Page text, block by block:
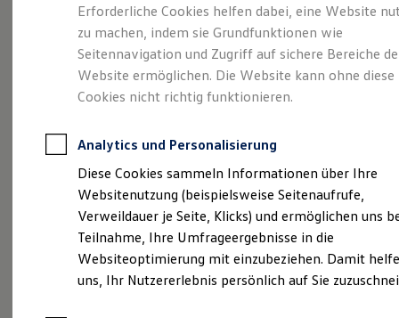
Leasing
Leasing-Angebote
Gebrauchtwagen Leasing
Junge Gebrauchtwagen-Leasing
Elektroauto Leasing
Kleinwagen-Leasing
Leasing ohne Anzahlung
Autokredit mit Schlussrate
Versicherungen und Garantien
Kfz-Versicherung
Restschuldversicherungen
Garantien
Wartungsverträge
Geschäftskunden
Professional Class bei Volkswagen
Großkunden
Behörden
Voll im Leben.
Vollelektrisch. Der
ID.3
Erforderliche Cookies helfen dabei, eine Website
zu machen, indem sie Grundfunktionen wie
Seitennavigation und Zugriff auf sichere Bereiche
Website ermöglichen. Die Website kann ohne diese
Cookies nicht richtig funktionieren.
Analytics und Personalisierung
Diese Cookies sammeln Informationen über Ihre
Websitenutzung (beispielsweise Seitenaufrufe,
Verweildauer je Seite, Klicks) und ermöglichen uns
Teilnahme, Ihre Umfrageergebnisse in die
Websiteoptimierung mit einzubeziehen. Damit
uns, Ihr Nutzererlebnis persönlich auf Sie